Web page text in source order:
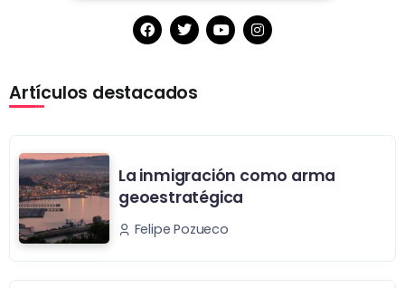
Artículos destacados
La inmigración como arma
geoestratégica
Felipe Pozueco